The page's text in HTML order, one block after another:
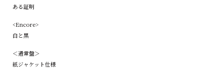
ある証明
<Encore>
白と黒
＜通常盤＞
紙ジャケット仕様